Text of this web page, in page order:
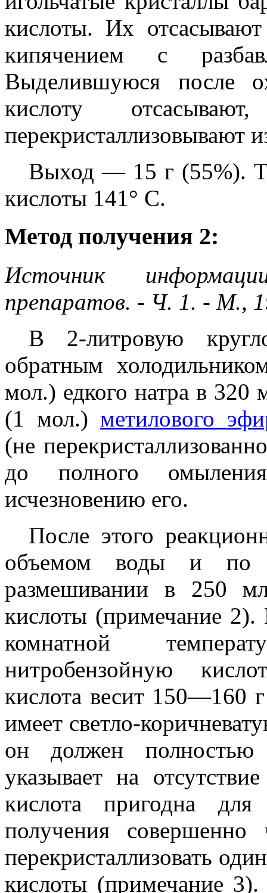
кислоты. Их
кипячением с
Выделившуюся после
кислоту
перекристаллизовывают
Выход — 15 г (55%).
кислоты 141° С.
Метод получения 2:
Источник
препаратов. - Ч. 1. - М.,
В 2-литровую
обратным
мол.) едкого натра в
(1 мол.)метилового
(не
до полного
исчезновению его.
После этого
объемом воды и по
размешивании в 250
кислоты (примечание 2).
комнатной
нитробензойную
кислота весит 150—160
имеет светло-
он должен полностью
указывает на
кислота пригодна
получения совершенно
перекристаллизовать
кислоты (примечание